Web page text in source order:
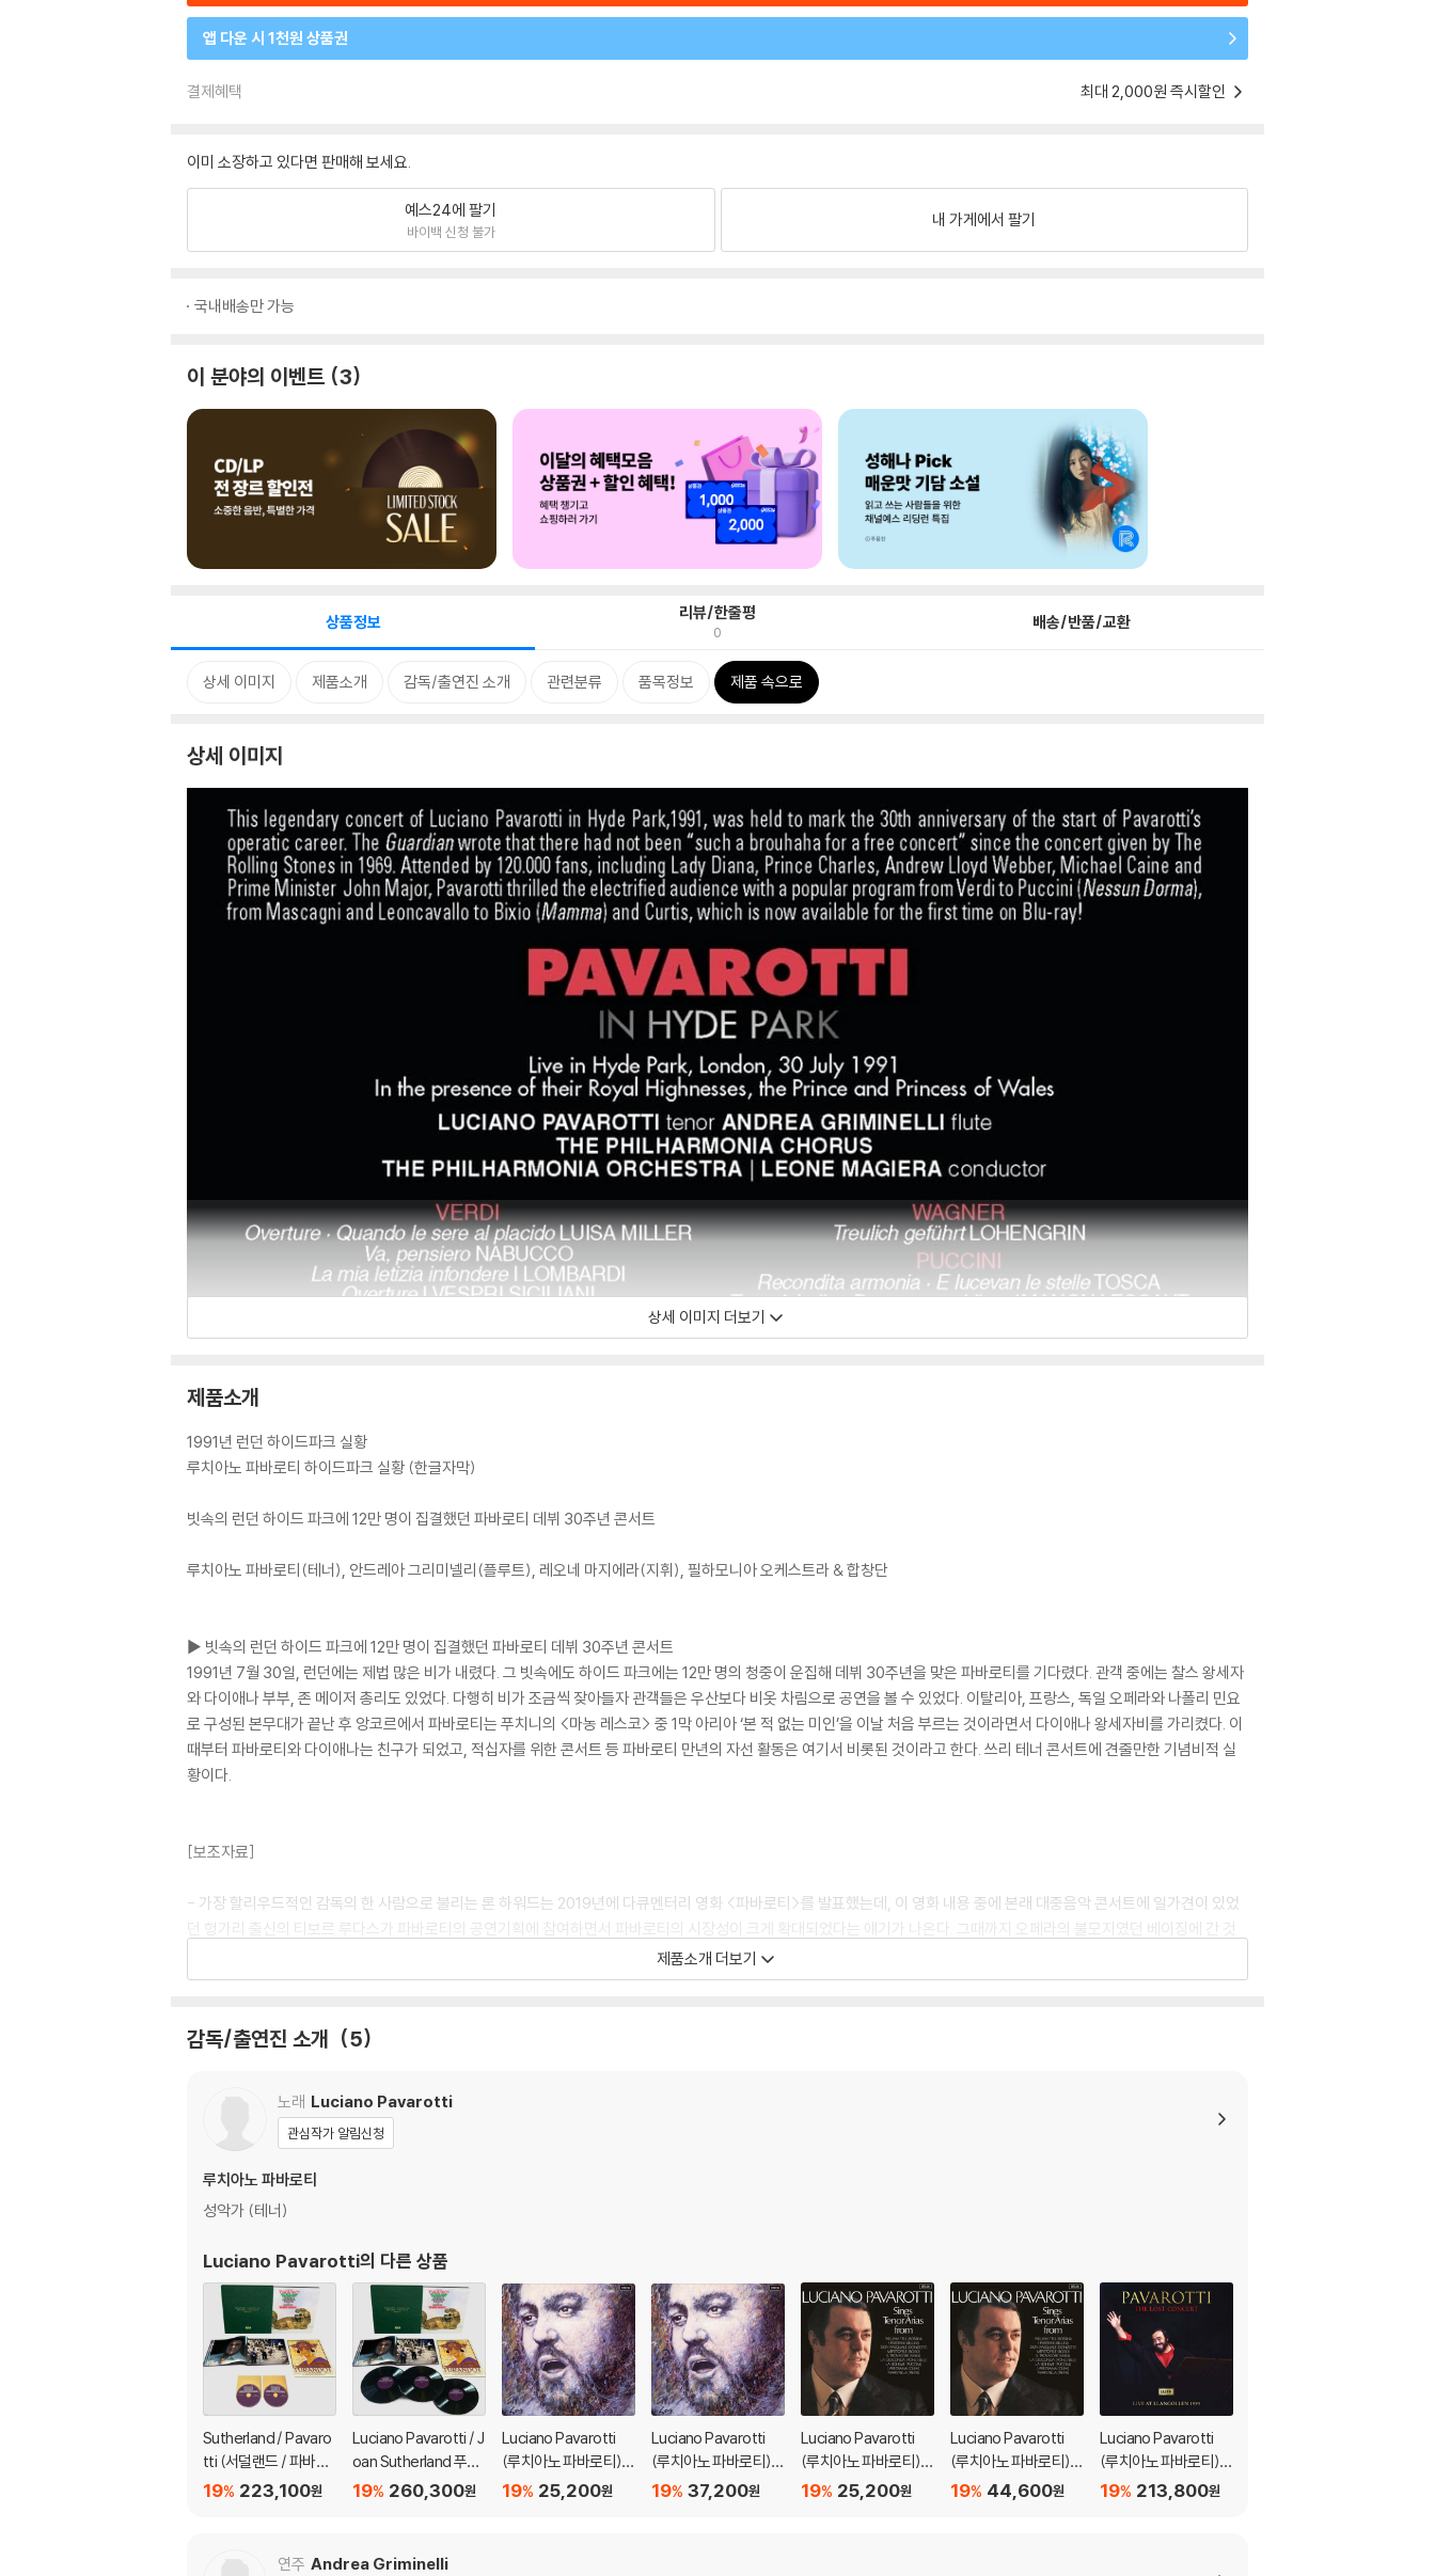
앱 다운 시 1천원 상품권
결제혜택 최대 2,000원 즉시할인
이미 소장하고 있다면 판매해 보세요.
예스24에 팔기
바이백 신청 불가
내 가게에서 팔기
국내배송만 가능
이 분야의 이벤트 3
상품정보 리뷰/한줄평
0 배송/반품/교환
상세 이미지 제품소개 감독/출연진 소개 관련분류 품목정보 제품 속으로
상세 이미지
상세 이미지 더보기
제품소개
1991년 런던 하이드파크 실황
루치아노 파바로티 하이드파크 실황 (한글자막)
빗속의 런던 하이드 파크에 12만 명이 집결했던 파바로티 데뷔 30주년 콘서트
루치아노 파바로티(테너), 안드레아 그리미넬리(플루트), 레오네 마지에라(지휘), 필하모니아 오케스트라 & 합창단
▶ 빗속의 런던 하이드 파크에 12만 명이 집결했던 파바로티 데뷔 30주년 콘서트
1991년 7월 30일, 런던에는 제법 많은 비가 내렸다. 그 빗속에도 하이드 파크에는 12만 명의 청중이 운집해 데뷔 30주년을 맞은 파바로티를 기다렸다. 관객 중에는 찰스 왕세자
와 다이애나 부부, 존 메이저 총리도 있었다. 다행히 비가 조금씩 잦아들자 관객들은 우산보다 비옷 차림으로 공연을 볼 수 있었다. 이탈리아, 프랑스, 독일 오페라와 나폴리 민요
로 구성된 본무대가 끝난 후 앙코르에서 파바로티는 푸치니의 <마농 레스코> 중 1막 아리아 ‘본 적 없는 미인’을 이날 처음 부르는 것이라면서 다이애나 왕세자비를 가리켰다. 이
때부터 파바로티와 다이애나는 친구가 되었고, 적십자를 위한 콘서트 등 파바로티 만년의 자선 활동은 여기서 비롯된 것이라고 한다. 쓰리 테너 콘서트에 견줄만한 기념비적 실
황이다.
[보조자료]
- 가장 할리우드적인 감독의 한 사람으로 불리는 론 하워드는 2019년에 다큐멘터리 영화 <파바로티>를 발표했는데, 이 영화 내용 중에 본래 대중음악 콘서트에 일가견이 있었
던 헝가리 출신의 티보르 루다스가 파바로티의 공연기획에 참여하면서 파바로티의 시장성이 크게 확대되었다는 얘기가 나온다. 그때까지 오페라의 불모지였던 베이징에 간 것
도 루디스의 아이디어였고, 1990년의 쓰리 테너 콘서트가 성사된 것도, 그 대성공 이후 몇 번의 쓰리 테너 콘서트가 이어진 것도 그의 공적이었다. 1991년의 데뷔 30주년 콘서
트를 하이드 파크에서 갖게 된 역시 루다스의 배포 덕분이었다. 롤링 스톤즈의 전설적인 1969년 공연에서나 최고의 입지로 거론되었던 장소를 오페라 가수가 사용한다고? 그러
야외 리사이틀로 기록되고 있다.
찰스 왕세자와 다이애나에게 있었다. 앙코르 무대에서 다이애나를 지목하여 노래를 헌정한 파바로티는 공연 후에도 따로 왕세자 부부와 인사를 나누었고, 그때부터 다이애나처
럼 자선 활동에 관심을 기울이게 된다. 만년의 파바로티가 ‘파바로티와 친구들’같은 대중적인 공연에 주력하면서 일부 클래식 애호가들의 아쉬움을 산 것도 더 많은 관객을 모아
DVD/ Blu-ray 구매시 참고 사항 안내드립니다.
※ 4K블루레이, 3D 블루레이 재생 관련 안내
1) 4K UHD 디스크는 대용량의 데이터 전송이 필요하므로 4K전용 플레이어를 사용하셔야 합니다. 더불어 플레이어 소프트웨어 최신 버전의 업데이트, 대용량 케이블 사용이
필수입니다.
2) 3D 블루레이는 전용 플레이어와 3D 지원 TV를 통해서만 재생 가능합니다.
※ 아웃케이스/구성품/포장 상태
1) 제작/배송 과정에서 경미한 아웃케이스 주름, 모서리 눌림 및 갈라짐이 발생할 수 있습니다. 반품을 원하실 경우 미개봉 상태로 문의 부탁드립니다.
2) 스틸북 케이스 제작 과정에서 기포 혹은 경미한 인쇄 오류가 발생할 수 있습니다.
3) 렌티큘러 스틸북의 경우, 보호필름이 붙어 판매되기도 합니다. 보호필름 손상에 의한 교환/반품은 불가합니다.
4) 본품 보호를 위해 노란색의 카톤 박스로 재포장한 경우, 카톤박스 손상에 의한 교환/반품은 불가합니다.
※ 디스크 재생 불량
제품소개 더보기
감독/출연진 소개 5
노래 Luciano Pavarotti
관심작가 알림신청
루치아노 파바로티
성악가 (테너)
Luciano Pavarotti의 다른 상품
Sutherland / Pavaro
tti (서덜랜드 / 파바로
티) 푸치니: 투란도트
223,100원
19%
Luciano Pavarotti / J
oan Sutherland 푸치
니: 투란도트 (Puccini:
260,300원
19%
Luciano Pavarotti
(루치아노 파바로티) -
베리스모 아리아 리마
25,200원
19%
Luciano Pavarotti
(루치아노 파바로티) -
베리스모 아리아 리마
37,200원
19%
Luciano Pavarotti
(루치아노 파바로티) -
이탈리아 오페라 리마
25,200원
19%
Luciano Pavarotti
(루치아노 파바로티) -
이탈리아 오페라 리마
44,600원
19%
Luciano Pavarotti
(루치아노 파바로티) -
Lost Concert [2LP]
213,800원
19%
연주 Andrea Griminelli